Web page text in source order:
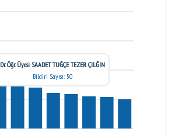
Dr. Öğr. Üyesi SAADET TUĞÇE TEZER ÇILĞIN
Bildiri Sayısı: 50